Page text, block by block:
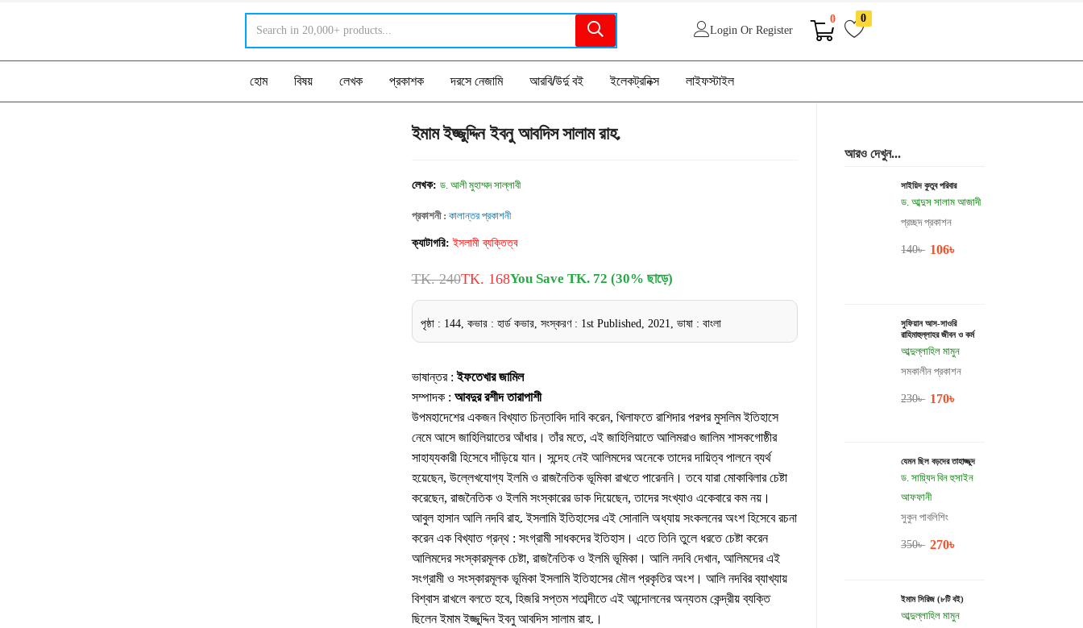
Login Or Register
0 0
হোম বিষয় লেখক প্রকাশক দরসে নেজামি আরবি/উর্দু বই ইলেকট্রনিক্স লাইফস্টাইল
আরও দেখুন...
সাইয়িদ কুতুব পরিবার
ড. আব্দুস সালাম আজাদী
প্রচ্ছদ প্রকাশন
140৳ 106৳
সুফিয়ান আস-সাওরি
রাহিমাহুল্লাহর জীবন ও কর্ম
আব্দুল্লাহিল মামুন
সমকালীন প্রকাশন
230৳ 170৳
যেমন ছিল বড়দের তাহাজ্জুদ
ড. সায়্যিদ বিন হুসাইন
আফফানী
সুকুন পাবলিশিং
350৳ 270৳
ইমাম সিরিজ (৮টি বই)
আব্দুল্লাহিল মামুন
ইমাম ইজ্জুদ্দিন ইবনু আবদিস সালাম রাহ.
লেখক: ড. আলী মুহাম্মদ সাল্লাবী
প্রকাশনী : কালান্তর প্রকাশনী
ক্যাটাগরি: ইসলামী ব্যক্তিত্ব
TK. 240TK. 168You Save TK. 72 (30% ছাড়ে)
পৃষ্ঠা : 144, কভার : হার্ড কভার, সংস্করণ : 1st Published, 2021, ভাষা : বাংলা
ভাষান্তর :ইফতেখার জামিল
সম্পাদক : আবদুর রশীদ তারাপাশী
উপমহাদেশের একজন বিখ্যাত চিন্তাবিদ দাবি করেন, খিলাফতে রাশিদার পরপর মুসলিম ইতিহাসে
নেমে আসে জাহিলিয়াতের আঁধার। তাঁর মতে, এই জাহিলিয়াতে আলিমরাও জালিম শাসকগোষ্ঠীর
সাহায্যকারী হিসেবে দাঁড়িয়ে যান। সন্দেহ নেই আলিমদের অনেকে তাদের দায়িত্ব পালনে ব্যর্থ
হয়েছেন, উল্লেখযোগ্য ইলমি ও রাজনৈতিক ভূমিকা রাখতে পারেননি। তবে যারা মোকাবিলার চেষ্টা
করেছেন, রাজনৈতিক ও ইলমি সংস্কারের ডাক দিয়েছেন, তাদের সংখ্যাও একেবারে কম নয়।
আবুল হাসান আলি নদবি রাহ. ইসলামি ইতিহাসের এই সোনালি অধ্যায় সংকলনের অংশ হিসেবে রচনা
করেন এক বিখ্যাত গ্রন্থ : সংগ্রামী সাধকদের ইতিহাস। এতে তিনি তুলে ধরতে চেষ্টা করেন
আলিমদের সংস্কারমূলক চেষ্টা, রাজনৈতিক ও ইলমি ভূমিকা। আলি নদবি দেখান, আলিমদের এই
সংগ্রামী ও সংস্কারমূলক ভূমিকা ইসলামি ইতিহাসের মৌল প্রকৃতির অংশ। আলি নদবির ব্যাখ্যায়
বিশ্বাস রাখলে বলতে হবে, হিজরি সপ্তম শতাব্দীতে এই আন্দোলনের অন্যতম কেন্দ্রীয় ব্যক্তি
ছিলেন ইমাম ইজ্জুদ্দিন ইবনু আবদিস সালাম রাহ.।